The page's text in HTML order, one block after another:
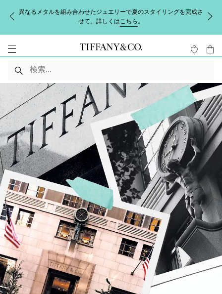
異なるメタルを組み合わせたジュエリーで夏のスタイリングを完成さ
せて。詳しくはこちら 。